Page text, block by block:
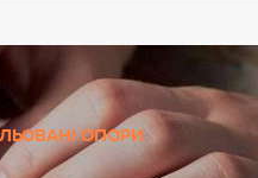
ОПОРИ